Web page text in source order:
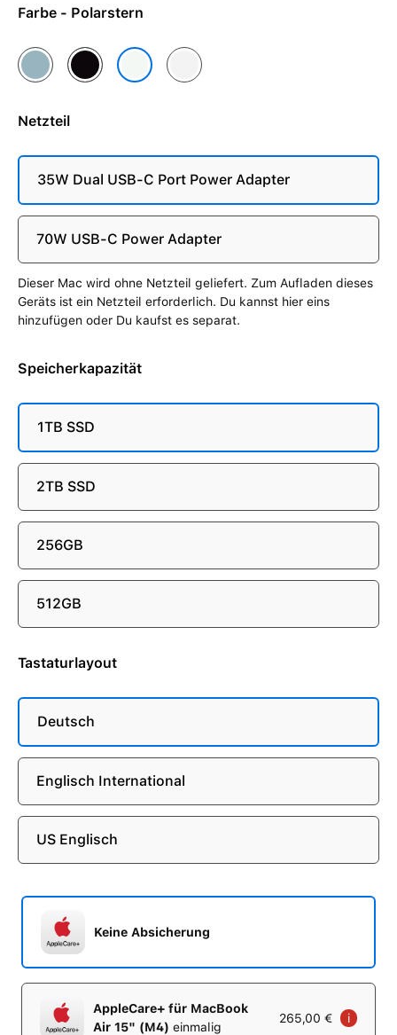
Farbe - Polarstern
HimmelblauMitternachtPolarsternSilber
Netzteil
35W Dual USB-C Port Power Adapter
70W USB-C Power Adapter
Dieser Mac wird ohne Netzteil geliefert. Zum Aufladen dieses
Geräts ist ein Netzteil erforderlich. Du kannst hier eins
hinzufügen oder Du kaufst es separat.
Speicherkapazität
1TB SSD
2TB SSD
256GB
512GB
Tastaturlayout
Deutsch
Englisch International
US Englisch
Keine Absicherung
AppleCare+ für MacBook
Air 15" (M4) einmalig
265,00 € i